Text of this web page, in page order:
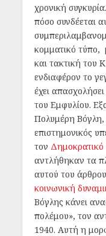
χρονική
πόσο συνδέεται
κομματικό τύπο,
και τακτική του
ενδιαφέρον το
έχει
του Εμφυλίου.
Πολυμέρη Βόγλη,
επιστημονικός
τον Δημοκρατικό
αντλήθηκαν τα
αυτού του
κοινωνική
Βόγλης κάνει
πολέμου», τον
1940. Αυτή η